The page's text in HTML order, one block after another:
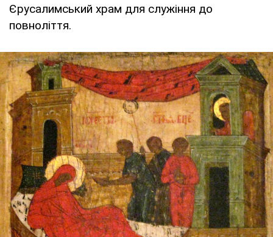
Єрусалимський храм для служіння до
повноліття.